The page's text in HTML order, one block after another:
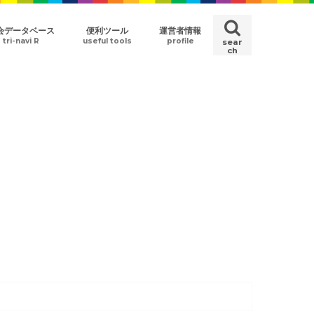
sear
ch
データベース
tri-navi R
便利ツール
useful tools
運営者情報
profile